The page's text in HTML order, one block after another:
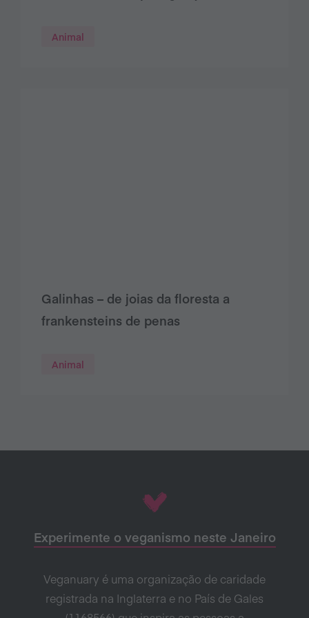
Animal
Galinhas – de joias da floresta a
frankensteins de penas
Animal
Experimente o veganismo neste Janeiro
Veganuary é uma organização de caridade
registrada na Inglaterra e no País de Gales